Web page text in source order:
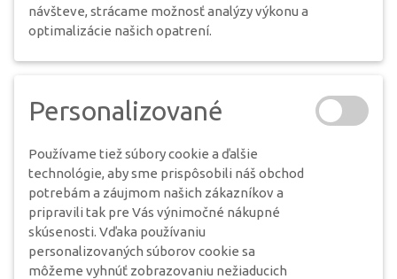
návšteve, strácame možnosť analýzy výkonu a
optimalizácie našich opatrení.
Personalizované
Používame tiež súbory cookie a ďalšie
technológie, aby sme prispôsobili náš obchod
potrebám a záujmom našich zákazníkov a
pripravili tak pre Vás výnimočné nákupné
skúsenosti. Vďaka používaniu
personalizovaných súborov cookie sa
môžeme vyhnúť zobrazovaniu nežiaducich